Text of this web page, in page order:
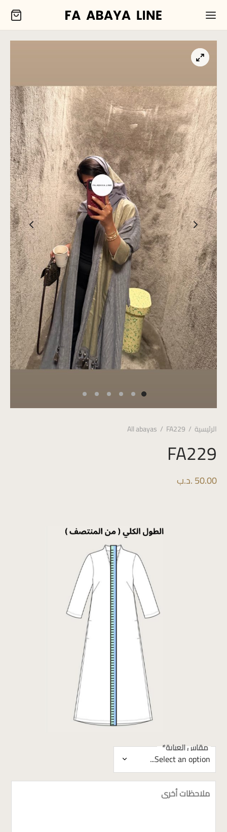
الرئيسية /
All abayas / FA229
FA229
50.00.د.ب
مقاس العباية*
ملاحظات أخرى